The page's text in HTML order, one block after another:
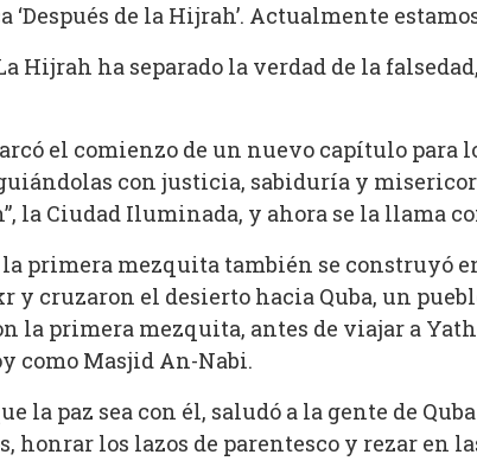
de la Hijrah’. Actualmente
Hijrah ha separado la verdad de la
el comienzo de un nuevo capítulo para
con justicia, sabiduría y
la Ciudad Iluminada, y ahora se la llama
la primera mezquita también se construyó
y cruzaron el desierto hacia Quba, un
la primera mezquita, antes de viajar a
como Masjid An-Nabi.
la paz sea con él, saludó a la gente de
honrar los lazos de parentesco y rezar en